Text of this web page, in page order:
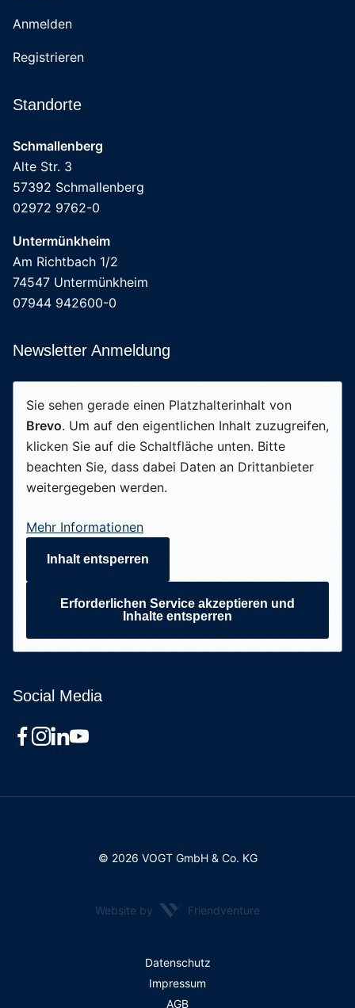
Anmelden
Registrieren
Standorte
Schmallenberg
Alte Str. 3
57392 Schmallenberg
02972 9762-0
Untermünkheim
Am Richtbach 1/2
74547 Untermünkheim
07944 942600-0
Newsletter Anmeldung
Sie sehen gerade einen Platzhalterinhalt von
Brevo. Um auf den eigentlichen Inhalt zuzugreifen,
klicken Sie auf die Schaltfläche unten. Bitte
beachten Sie, dass dabei Daten an Drittanbieter
weitergegeben werden.
Mehr Informationen
Inhalt entsperren
Erforderlichen Service akzeptieren und
Inhalte entsperren
Social Media
© 2026 VOGT GmbH & Co. KG
Website by Friendventure
Datenschutz
Impressum
AGB